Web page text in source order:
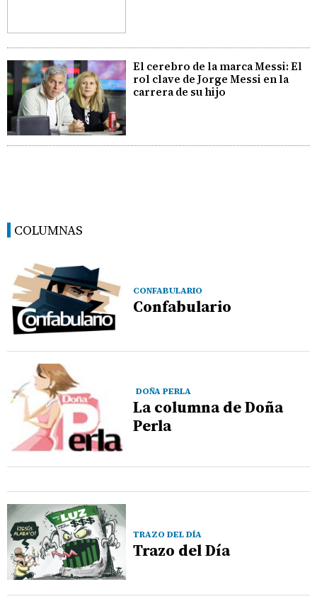
El cerebro de la marca Messi: El
rol clave de Jorge Messi en la
carrera de su hijo
COLUMNAS
CONFABULARIO
Confabulario
DOÑA PERLA
La columna de Doña
Perla
TRAZO DEL DÍA
Trazo del Día